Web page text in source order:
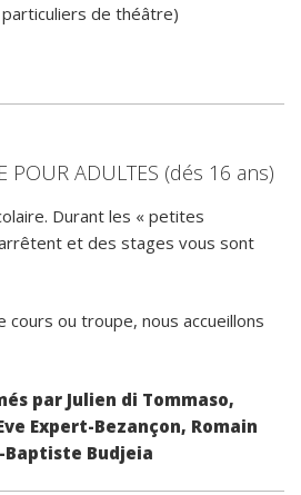
de théâtre)
POUR ADULTES (dés 16 ans)
Durant les « petites
et des stages vous sont
cours ou troupe, nous accueillons
par Julien di Tommaso,
Expert-Bezançon, Romain
Baptiste Budjeia